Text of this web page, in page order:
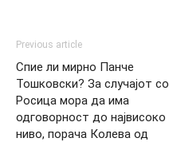
Previous article
Спие ли мирно Панче
Тошковски? За случајот со
Росица мора да има
одговорност до највисоко
ниво, порача Колева од